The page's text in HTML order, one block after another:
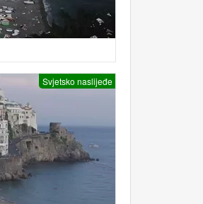
Svjetsko naslijeđe